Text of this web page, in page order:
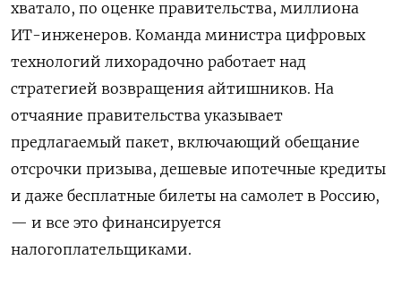
хватало, по оценке правительства, миллиона
ИТ-инженеров. Команда министра цифровых
технологий лихорадочно работает над
стратегией возвращения айтишников. На
отчаяние правительства указывает
предлагаемый пакет, включающий обещание
отсрочки призыва, дешевые ипотечные кредиты
и даже бесплатные билеты на самолет в Россию,
— и все это финансируется
налогоплательщиками.